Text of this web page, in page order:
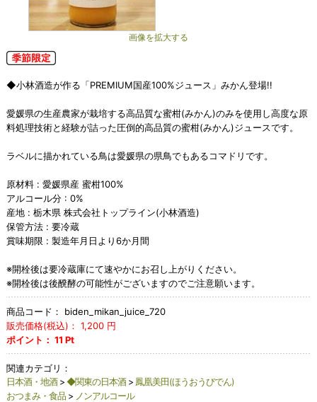
画像を拡大する
◆小林酒造が作る「PREMIUM国産100%ジュース」みかん登場!!
愛媛県の生産農家が栽培する高品質な蜜柑(みかん)のみを使用し高度な原
料処理技術と経験が詰った圧倒的高品質の蜜柑(みかん)ジュースです。
ラベルに描かれている鳥は愛媛県の県鳥でもあるコマドリです。
原材料 : 愛媛県産 蜜柑100%
アルコール分 : 0%
産地 : 栃木県 株式会社トップライン(小林酒造)
保管方法 : 要冷蔵
賞味期限 : 製造年月日より6か月間
※開栓後は要冷蔵庫にて速やかにお召し上がりください。
※開栓後は後醗酵の可能性がございますのでご注意願います。
商品コード：
biden_mikan_juice_720
販売価格(税込)： 1,200円
ポイント： 11 Pt
関連カテゴリ：
日本酒・地酒> ◆関東の日本酒> 鳳凰美田(ほうおうびでん)
おつまみ・食品> ノンアルコール